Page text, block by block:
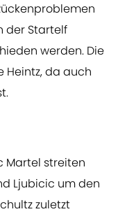
der Startelf
werden. Die
Heintz, da auch
Martel streiten
Ljubicic um den
zuletzt